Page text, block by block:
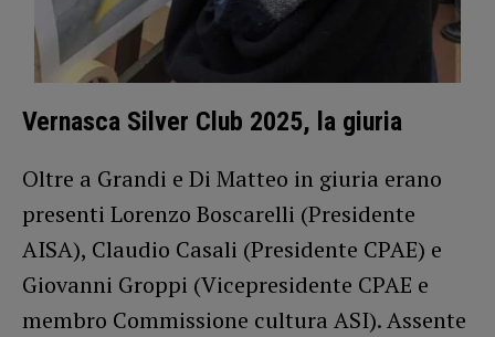
Vernasca Silver Club 2025, la giuria
Oltre a Grandi e Di Matteo in giuria erano
presenti Lorenzo Boscarelli (Presidente
AISA), Claudio Casali (Presidente CPAE) e
Giovanni Groppi (Vicepresidente CPAE e
membro Commissione cultura ASI). Assente